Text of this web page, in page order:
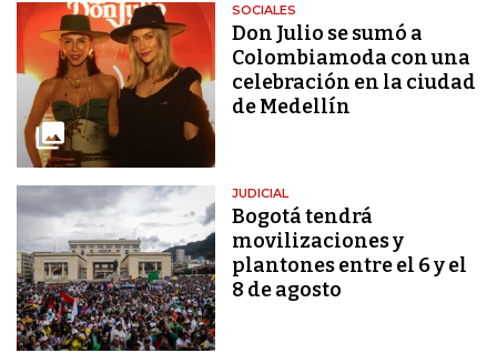
SOCIALES
Don Julio se sumó a
Colombiamoda con una
celebración en la ciudad
de Medellín
JUDICIAL
Bogotá tendrá
movilizaciones y
plantones entre el 6 y el
8 de agosto